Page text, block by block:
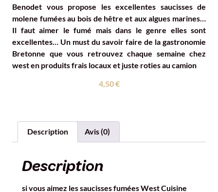
Benodet vous propose les excellentes saucisses de
molene fumées au bois de hêtre et aux algues marines…
Il faut aimer le fumé mais dans le genre elles sont
excellentes… Un must du savoir faire de la gastronomie
Bretonne que vous retrouvez chaque semaine chez
west en produits frais locaux et juste roties au camion
4,50€
Description Avis (0)
Description
si vous aimez les saucisses fumées West Cuisine